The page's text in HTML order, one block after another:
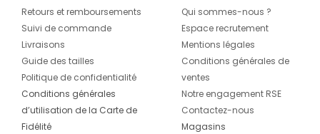
Retours et remboursements
Suivi de commande
Livraisons
Guide des tailles
Politique de confidentialité
Conditions générales
d’utilisation de la Carte de
Fidélité
Qui sommes-nous ?
Espace recrutement
Mentions légales
Conditions générales de
ventes
Notre engagement RSE
Contactez-nous
Magasins